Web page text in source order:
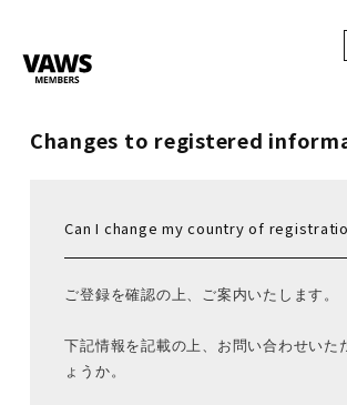
Changes to registered
Can I change my country of
ご登録を確認の上、ご案内いたします。
下記情報を記載の上、お問い合わせいた
ょうか。